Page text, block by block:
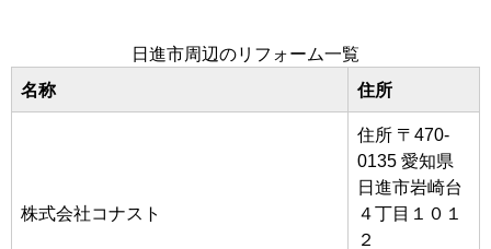
日進市周辺のリフォーム一覧
名称 住所
株式会社コナスト
住所 〒470-
0135 愛知県
日進市岩崎台
４丁目１０１
２